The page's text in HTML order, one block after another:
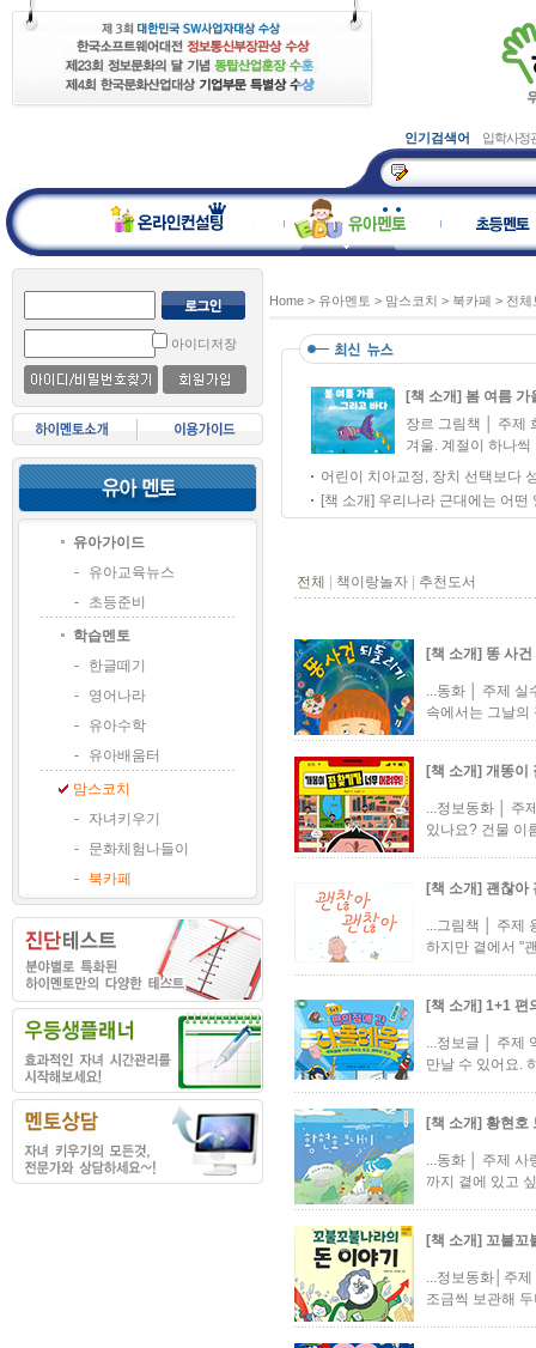
인기검색어 입학사정
아이디저장
유아가이드
-
유아교육뉴스
-
초등준비
학습멘토
-
한글떼기
-
영어나라
-
유아수학
-
유아배움터
맘스코치
-
자녀키우기
-
문화체험나들이
-
북카페
Home > 유아멘토 > 맘스코치 > 북카페 > 전체
[책 소개] 봄 여름 가
장르 그림책 │ 주제
겨울. 계절이 하나씩
어린이 치아교정, 장치 선택보다
[책 소개] 우리나라 근대에는 어떤
전체 책이랑놀자 추천도서
[책 소개] 똥 사
...동화 │ 주제 실
속에서는 그날
[책 소개] 개똥이
...정보동화 │ 주
있나요? 건물 이
[책 소개] 괜찮아
...그림책 │ 주제
하지만 곁에서 "
[책 소개] 1+1 편
...정보글 │ 주제
만날 수 있어요.
[책 소개] 황현호
...동화 │ 주제 사
까지 곁에 있고
[책 소개] 꼬불꼬
...정보동화│주
조금씩 보관해